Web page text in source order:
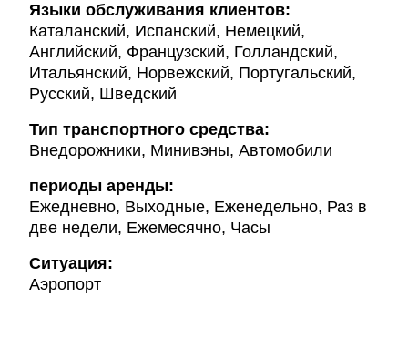
Языки обслуживания клиентов:
Каталанский, Испанский, Немецкий,
Английский, Французский, Голландский,
Итальянский, Норвежский, Португальский,
Русский, Шведский
Тип транспортного средства:
Внедорожники, Минивэны, Автомобили
периоды аренды:
Ежедневно, Выходные, Еженедельно, Раз в
две недели, Ежемесячно, Часы
Ситуация:
Аэропорт